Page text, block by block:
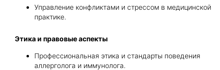
Управление конфликтами и стрессом в медицинской
практике.
Этика и правовые аспекты
Профессиональная этика и стандарты поведения
аллерголога и иммунолога.